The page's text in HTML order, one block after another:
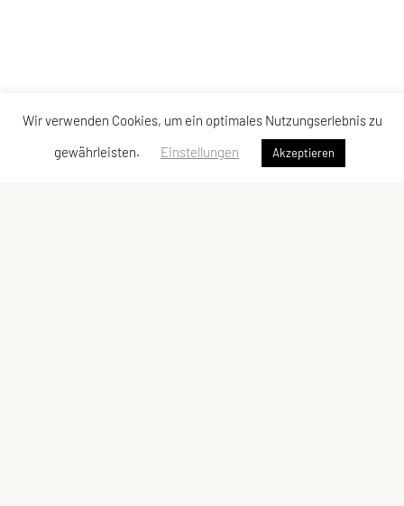
Wir verwenden Cookies, um ein optimales Nutzungserlebnis zu
gewährleisten.
Einstellungen Akzeptieren